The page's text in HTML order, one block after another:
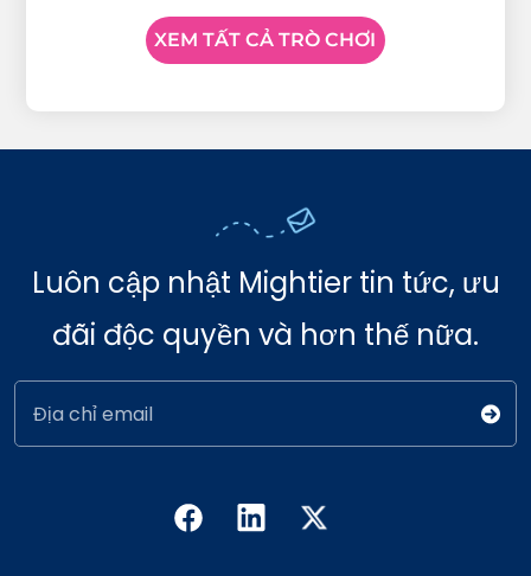
XEM TẤT CẢ TRÒ CHƠI
Luôn cập nhật Mightier tin tức, ưu
đãi độc quyền và hơn thế nữa.
Địa chỉ email